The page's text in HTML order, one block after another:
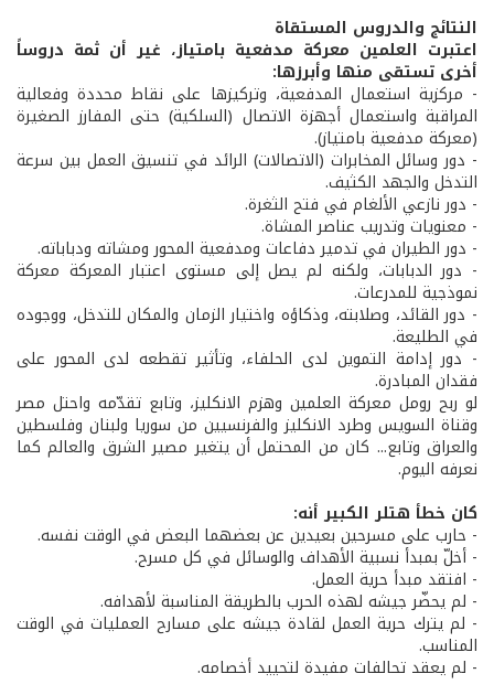
النتائج والدروس المستقاة
اعتبرت العلمين معركة مدفعية بامتياز، غير أن ثمة دروساً
أخرى تستقى منها وأبرزها:
- مركزية استعمال المدفعية، وتركيزها على نقاط محددة وفعالية
المراقبة واستعمال أجهزة الاتصال (السلكية) حتى المفارز الصغيرة
(معركة مدفعية بامتياز).
- دور وسائل المخابرات (الاتصالات) الرائد في تنسيق العمل بين سرعة
التدخل والجهد الكثيف.
- دور نازعي الألغام في فتح الثغرة.
- معنويات وتدريب عناصر المشاة.
- دور الطيران في تدمير دفاعات ومدفعية المحور ومشاته ودباباته.
- دور الدبابات، ولكنه لم يصل إلى مستوى اعتبار المعركة معركة
نموذجية للمدرعات.
- دور القائد، وصلابته، وذكاؤه واختيار الزمان والمكان للتدخل، ووجوده
في الطليعة.
- دور إدامة التموين لدى الحلفاء، وتأثير تقطعه لدى المحور على
فقدان المبادرة.
لو ربح رومل معركة العلمين وهزم الانكليز، وتابع تقدّمه واحتل مصر
وقناة السويس وطرد الانكليز والفرنسيين من سوريا ولبنان وفلسطين
والعراق وتابع... كان من المحتمل أن يتغير مصير الشرق والعالم كما
نعرفه اليوم.
كان خطأ هتلر الكبير أنه:
- حارب على مسرحين بعيدين عن بعضهما البعض في الوقت نفسه.
- أخلّ بمبدأ نسبية الأهداف والوسائل في كل مسرح.
- افتقد مبدأ حرية العمل.
- لم يحضّر جيشه لهذه الحرب بالطريقة المناسبة لأهدافه.
- لم يترك حرية العمل لقادة جيشه على مسارح العمليات في الوقت
المناسب.
- لم يعقد تحالفات مفيدة لتحييد أخصامه.